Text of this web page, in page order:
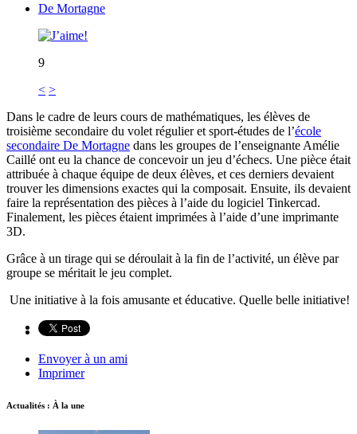
De Mortagne
9
< >
Dans le cadre de leurs cours de mathématiques, les élèves de
troisième secondaire du volet régulier et sport-études de l’école
secondaire De Mortagne dans les groupes de l’enseignante Amélie
Caillé ont eu la chance de concevoir un jeu d’échecs. Une pièce était
attribuée à chaque équipe de deux élèves, et ces derniers devaient
trouver les dimensions exactes qui la composait. Ensuite, ils devaient
faire la représentation des pièces à l’aide du logiciel Tinkercad.
Finalement, les pièces étaient imprimées à l’aide d’une imprimante
3D.
Grâce à un tirage qui se déroulait à la fin de l’activité, un élève par
groupe se méritait le jeu complet.
Une initiative à la fois amusante et éducative. Quelle belle initiative!
Envoyer à un ami
Imprimer
Actualités : À la une